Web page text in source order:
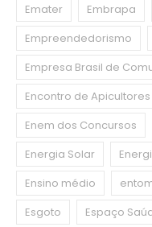
Emater
Embrapa
Empreendedorismo
Empresa Brasil de
Encontro de Apicultores
Enem dos Concursos
Energia Solar
Ensino médio
Esgoto
Espaço